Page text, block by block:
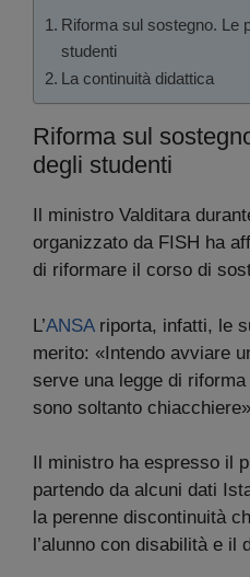
Riforma sul sostegno. Le
studenti
La continuità didattica
Riforma sul
degli studenti
Il ministro Valditara
organizzato da FISH ha
di riformare il corso di
L’ANSAriporta, infatti, le
merito: «Intendo avviare
serve una legge di
sono soltanto
Il ministro ha espresso il
partendo da alcuni dati
la perenne discontinuità
l’alunno con disabilità e il